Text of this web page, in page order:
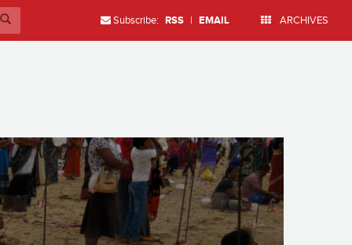
Subscribe: RSS | EMAIL ARCHIVES